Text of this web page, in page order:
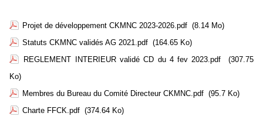
Projet de développement CKMNC 2023-2026.pdf (8.14 Mo)
Statuts CKMNC validés AG 2021.pdf (164.65 Ko)
REGLEMENT INTERIEUR validé CD du 4 fev 2023.pdf
(307.75
Ko)
Membres du Bureau du Comité Directeur CKMNC.pdf (95.7 Ko)
Charte FFCK.pdf (374.64 Ko)